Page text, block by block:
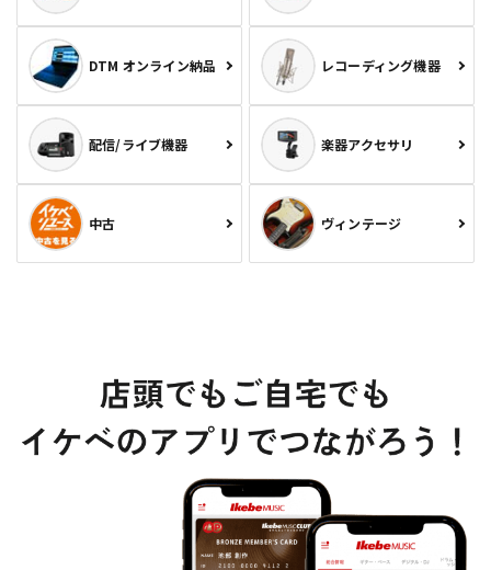
DTM オンライン納品 レコーディング機器
配信/ライブ機器 楽器アクセサリ
中古 ヴィンテージ